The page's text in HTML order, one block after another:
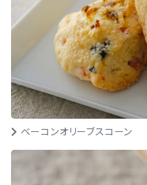
ベーコンオリーブスコーン